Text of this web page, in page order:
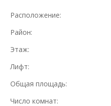
Расположение:
Район:
Этаж:
Лифт:
Общая площадь:
Число комнат: